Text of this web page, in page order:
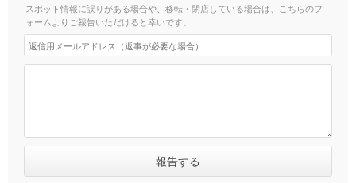
スポット情報に誤りがある場合や、移転・閉店している場合は、こちらのフ
ォームよりご報告いただけると幸いです。